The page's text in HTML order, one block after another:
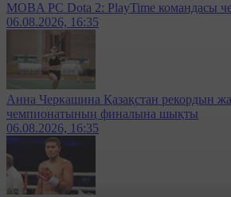
MOBA PC Dota 2: PlayTime командасы
06.08.2026, 16:35
Анна Черкашина Қазақстан рекордын
чемпионатының финалына шықты
06.08.2026, 16:35